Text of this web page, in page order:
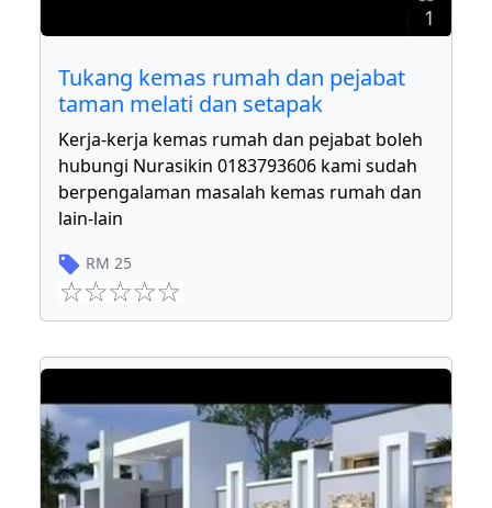
1
Tukang kemas rumah dan pejabat
taman melati dan setapak
Kerja-kerja kemas rumah dan pejabat boleh
hubungi Nurasikin 0183793606 kami sudah
berpengalaman masalah kemas rumah dan
lain-lain
RM 25